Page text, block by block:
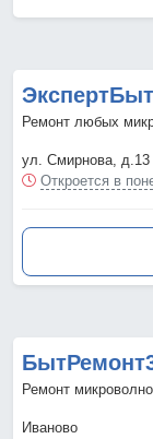
Ремонт любых
ул. Смирнова, д.13
Откроется в
Ремонт
Иваново